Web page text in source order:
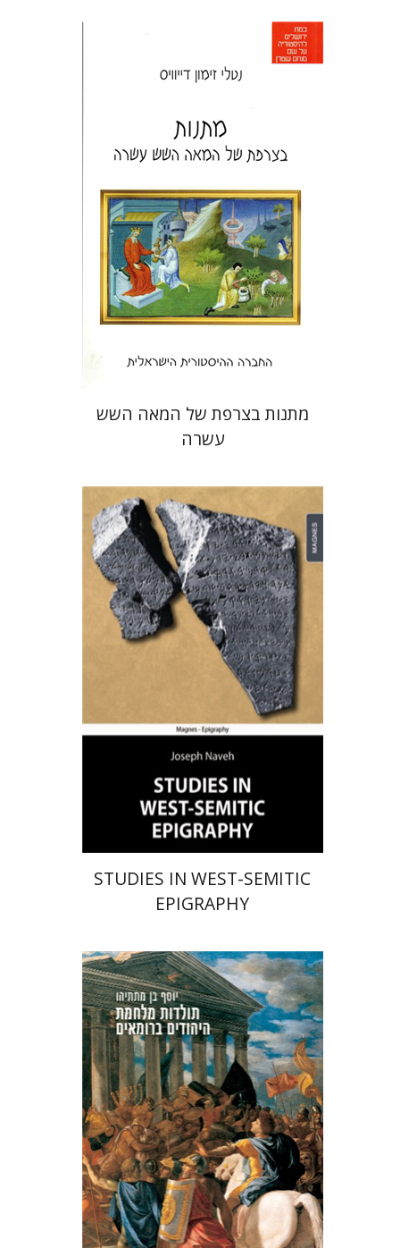
נטלי זימון דייוויס
הנחת אתר ספר מודפס
$29
$26
מתנות בצרפת של המאה השש
עשרה
יוסף נוה
STUDIES IN WEST-SEMITIC
EPIGRAPHY
יוסף בן מתתיהו (טיטוס) פלוויוס יוספוס
ישראל שצמן
ליזה אולמן
הנחת אתר ספר מודפס